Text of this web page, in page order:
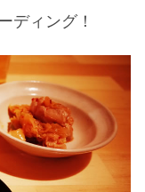
ディング！